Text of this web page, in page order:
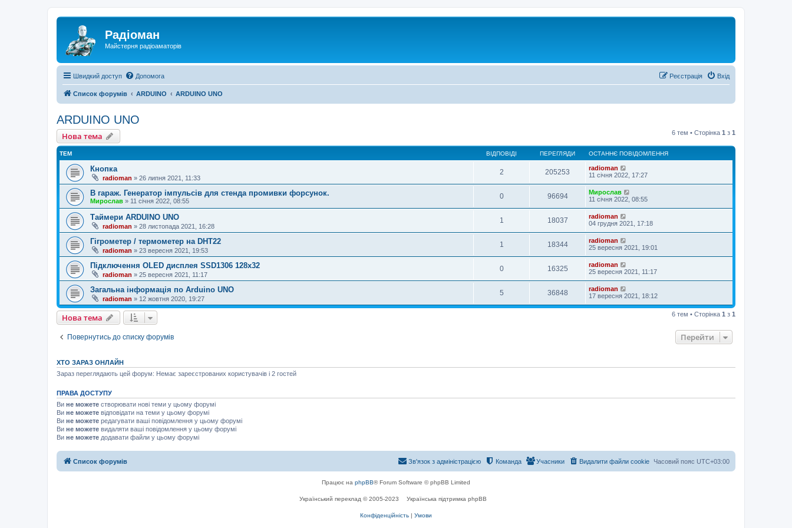
Радіоман
Майстерня радіоаматорів
Швидкий доступ Допомога Вхід
Реєстрація
Список форумів ARDUINO ARDUINO UNO
ARDUINO UNO
Нова тема 6 тем • Сторінка 1 з 1
ТЕМ ВІДПОВІДІ ПЕРЕГЛЯДИ ОСТАННЄ ПОВІДОМЛЕННЯ
Кнопка
radioman » 26 липня 2021, 11:33
2 205253
radioman
11 січня 2022, 17:27
В гараж. Генератор імпульсів для стенда промивки форсунок.
Мирослав » 11 січня 2022, 08:55
0 96694
Мирослав
11 січня 2022, 08:55
Таймери ARDUINO UNO
radioman » 28 листопада 2021, 16:28
1 18037
radioman
04 грудня 2021, 17:18
Гігрометер / термометер на DHT22
radioman » 23 вересня 2021, 19:53
1 18344
radioman
25 вересня 2021, 19:01
Підключення OLED дисплея SSD1306 128х32
radioman » 25 вересня 2021, 11:17
0 16325
radioman
25 вересня 2021, 11:17
Загальна інформація по Arduino UNO
radioman » 12 жовтня 2020, 19:27
5 36848
radioman
17 вересня 2021, 18:12
Нова тема 6 тем • Сторінка 1 з 1
Повернутись до списку форумів Перейти
ХТО ЗАРАЗ ОНЛАЙН
Зараз переглядають цей форум: Немає зареєстрованих користувачів і 2 гостей
ПРАВА ДОСТУПУ
Ви не можете створювати нові теми у цьому форумі
Ви не можете відповідати на теми у цьому форумі
Ви не можете редагувати ваші повідомлення у цьому форумі
Ви не можете видаляти ваші повідомлення у цьому форумі
Ви не можете додавати файли у цьому форумі
Список форумів Часовий пояс UTC+03:00
Видалити файли cookie
Учасники
Команда
Зв'язок з адміністрацією
Працює на phpBB® Forum Software © phpBB Limited
Український переклад © 2005-2023 Українська підтримка phpBB
Конфіденційність | Умови